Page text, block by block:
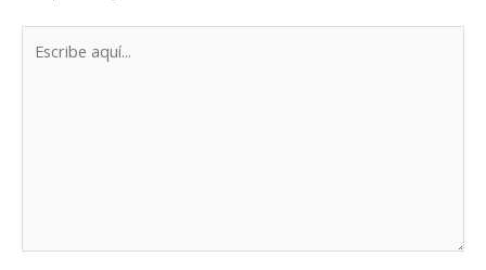
aquí...